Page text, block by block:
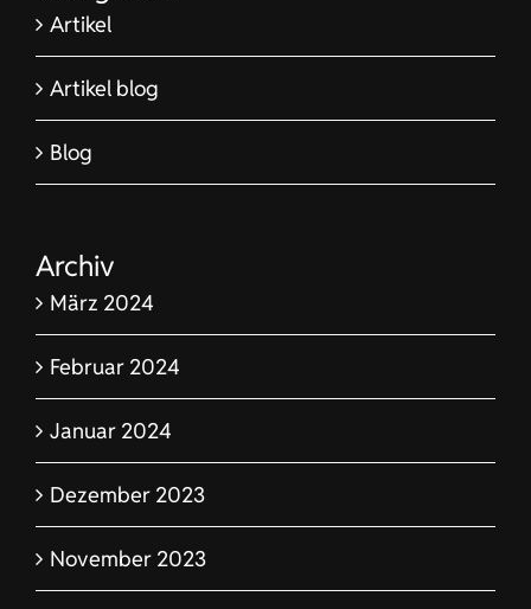
Artikel
Artikel blog
Blog
Archiv
März 2024
Februar 2024
Januar 2024
Dezember 2023
November 2023